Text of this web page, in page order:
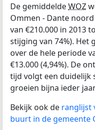
De gemiddeldeWOZ
Ommen - Dante
van €210.000 in 2013
stijging van 74%). Het
over de hele periode
€13.000 (4,94%). De
tijd volgt een duidelijk
groeien bijna ieder
Bekijk ook de ranglijst
buurt in de gemeente